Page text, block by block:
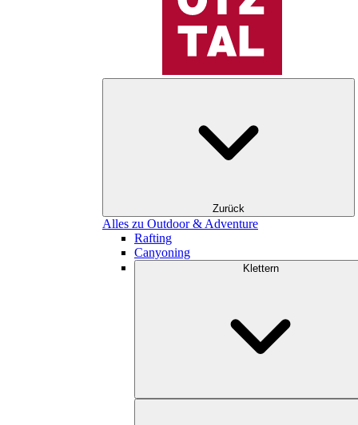
Zurück
Alles zu Outdoor & Adventure
Rafting
Canyoning
Klettern